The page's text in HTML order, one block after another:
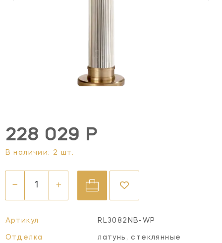
228 029 Р
В наличии: 2 шт.
Артикул RL3082NB-WP
Отделка
латунь, стеклянные